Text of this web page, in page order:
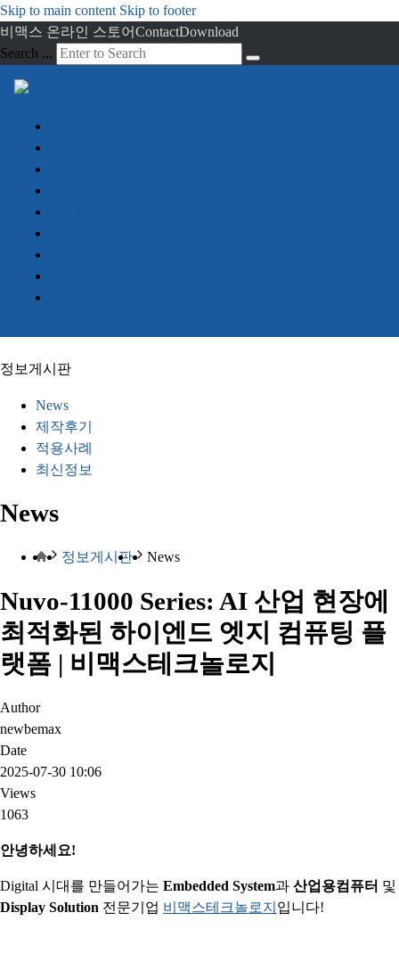
Skip to main content Skip to footer
비맥스 온라인 스토어ContactDownload
Search ...
정보게시판
News
제작후기
적용사례
최신정보
News
정보게시판 News
Nuvo-11000 Series: AI 산업 현장에
최적화된 하이엔드 엣지 컴퓨팅 플
랫폼 | 비맥스테크놀로지
Author
newbemax
Date
2025-07-30 10:06
Views
1063
안녕하세요!
Digital 시대를 만들어가는 Embedded System과 산업용컴퓨터 및
Display Solution 전문기업 비맥스테크놀로지 입니다!